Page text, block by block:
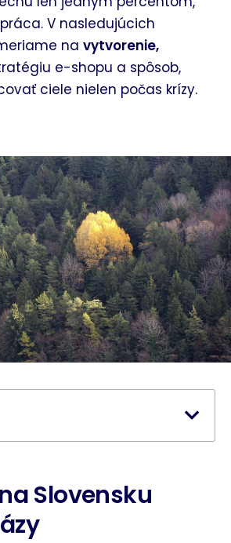
V nasledujúcich
na vytvorenie,
e-shopu a spôsob,
ciele nielen počas krízy.
Slovensku